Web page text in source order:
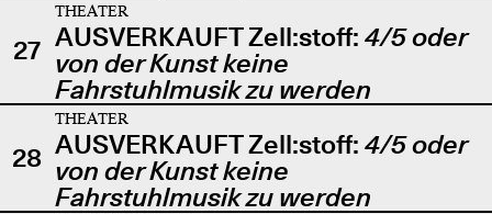
27
THEATER
AUSVERKAUFT Zell:stoff: 4/5 oder
von der Kunst keine
Fahrstuhlmusik zu werden
28
THEATER
AUSVERKAUFT Zell:stoff: 4/5 oder
von der Kunst keine
Fahrstuhlmusik zu werden